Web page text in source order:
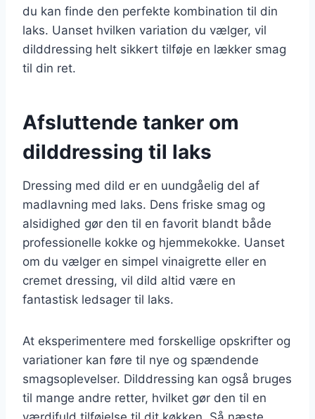
du kan finde den perfekte kombination til din
laks. Uanset hvilken variation du vælger, vil
dilddressing helt sikkert tilføje en lækker smag
til din ret.
Afsluttende tanker om
dilddressing til laks
Dressing med dild er en uundgåelig del af
madlavning med laks. Dens friske smag og
alsidighed gør den til en favorit blandt både
professionelle kokke og hjemmekokke. Uanset
om du vælger en simpel vinaigrette eller en
cremet dressing, vil dild altid være en
fantastisk ledsager til laks.
At eksperimentere med forskellige opskrifter og
variationer kan føre til nye og spændende
smagsoplevelser. Dilddressing kan også bruges
til mange andre retter, hvilket gør den til en